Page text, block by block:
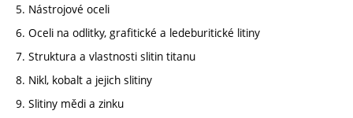
5. Nástrojové oceli
6. Oceli na odlitky, grafitické a ledeburitické litiny
7. Struktura a vlastnosti slitin titanu
8. Nikl, kobalt a jejich slitiny
9. Slitiny mědi a zinku